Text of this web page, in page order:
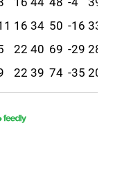
16 34 50 -16 33
22 40 69 -29 28
22 39 74 -35 20